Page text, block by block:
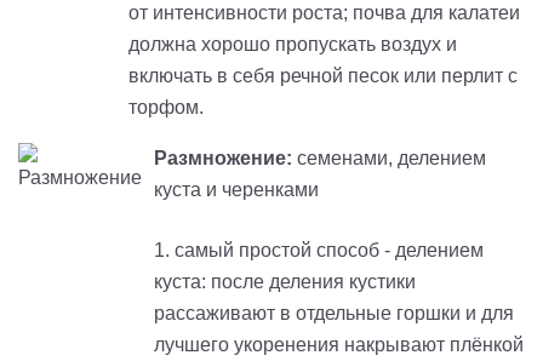
от интенсивности роста; почва для калатеи
должна хорошо пропускать воздух и
включать в себя речной песок или перлит с
торфом.
Размножение: семенами, делением
куста и черенками
1. самый простой способ - делением
куста: после деления кустики
рассаживают в отдельные горшки и для
лучшего укоренения накрывают плёнкой